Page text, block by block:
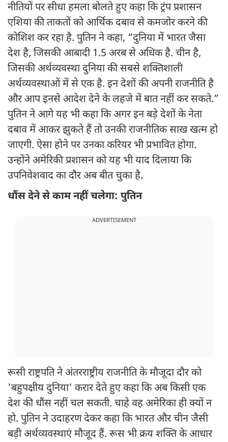
नीतियों पर सीधा हमला बोलते हुए कहा कि ट्रंप प्रशासन
एशिया की ताकतों को आर्थिक दबाव से कमजोर करने की
कोशिश कर रहा है. पुतिन ने कहा, “दुनिया में भारत जैसा
देश है, जिसकी आबादी 1.5 अरब से अधिक है. चीन है,
जिसकी अर्थव्यवस्था दुनिया की सबसे शक्तिशाली
अर्थव्यवस्थाओं में से एक है. इन देशों की अपनी राजनीति है
और आप इनसे आदेश देने के लहजे में बात नहीं कर सकते.”
पुतिन ने आगे यह भी कहा कि अगर इन बड़े देशों के नेता
दबाव में आकर झुकते हैं तो उनकी राजनीतिक साख खत्म हो
जाएगी. ऐसा होने पर उनका करियर भी प्रभावित होगा.
उन्होंने अमेरिकी प्रशासन को यह भी याद दिलाया कि
उपनिवेशवाद का दौर अब बीत चुका है.
धौंस देने से काम नहीं चलेगा: पुतिन
ADVERTISEMENT
रूसी राष्ट्रपति ने अंतरराष्ट्रीय राजनीति के मौजूदा दौर को
'बहुपक्षीय दुनिया' करार देते हुए कहा कि अब किसी एक
देश की धौंस नहीं चल सकती. चाहे वह अमेरिका ही क्यों न
हो. पुतिन ने उदाहरण देकर कहा कि भारत और चीन जैसी
बड़ी अर्थव्यवस्थाएं मौजूद हैं. रूस भी क्रय शक्ति के आधार